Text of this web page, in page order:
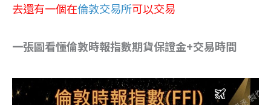
去還有一個在倫敦交易所可以交易
一張圖看懂倫敦時報指數期貨保證金+交易時間